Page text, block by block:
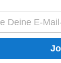
anzeigen